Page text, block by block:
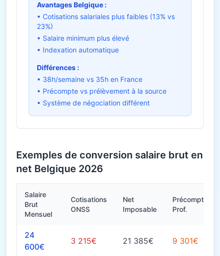
Avantages Belgique :
• Cotisations salariales plus faibles (13% vs
23%)
• Salaire minimum plus élevé
• Indexation automatique
Différences :
• 38h/semaine vs 35h en France
• Précompte vs prélèvement à la source
• Système de négociation différent
Exemples de conversion salaire brut en
net Belgique 2026
Salaire
Brut
Mensuel
Cotisations
ONSS
Net
Imposable
Précompte
Prof.
24
600€
3 215€ 21 385€ 9 301€